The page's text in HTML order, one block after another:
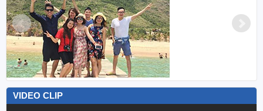
VIDEO CLIP